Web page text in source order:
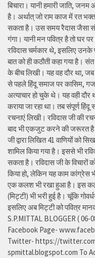
बिचारा। यानी हमारी जाति,
है। अर्थात् जो राम काज में रत
सकता है। उस समय रैदास जैसा
गंगा। यानी मन पवित्र है तो घर
रविदास चर्मकार थे, इसलिए उनके
बात को ही कठौती कहा गया है।
के बीच लिखी। यह वह दौर था,
से पहले हिंदू समाज पर कासिम,
अत्याचार हो चुके थे। यह वही दौर
कराया जा रहा था। तब संपूर्ण
रचनाएं लिखी। रविदास जी की
बाद भी एकजुट करने की जरूरत
जी द्वारा लिखित 41 वाणियोंं
शामिल किया गया है। इससे भी
सकता है। रविदास जी के विचारों
किया हो, लेकिन यह काम कांग्रेस
एक कलश भी रखा हुआ है। इस कलश
(मिट्टी) भी भरी हुई है। चूंकि
इसलिए अब मिट्टी को पवित्र
S.P.MITTAL BLOGGER (
Facebook Page-
Twitter- https://
spmittal.blogspot.com To